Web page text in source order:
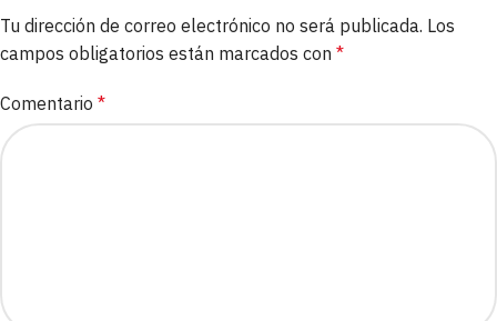
Tu dirección de correo electrónico no será publicada. Los
campos obligatorios están marcados con *
Comentario *